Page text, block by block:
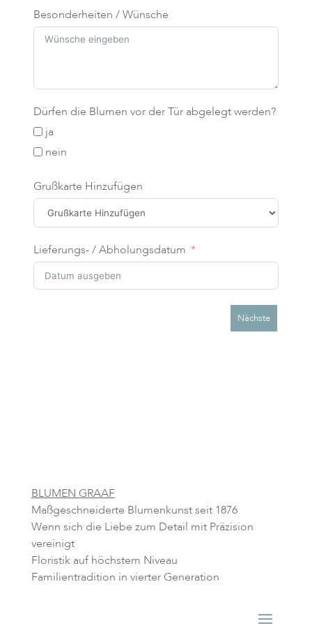
Besonderheiten / Wünsche
Dürfen die Blumen vor der Tür abgelegt werden?
ja
nein
Grußkarte Hinzufügen
Lieferungs- / Abholungsdatum
Nächste
BLUMEN GRAAF
Maßgeschneiderte Blumenkunst seit 1876
Wenn sich die Liebe zum Detail mit Präzision
vereinigt
Floristik auf höchstem Niveau
Familientradition in vierter Generation